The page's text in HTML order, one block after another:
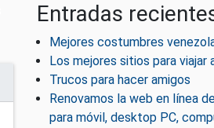
Entradas
Mejores costumbres
Los mejores sitios para viajar
Trucos para hacer amigos
Renovamos la web en línea
para móvil, desktop PC,